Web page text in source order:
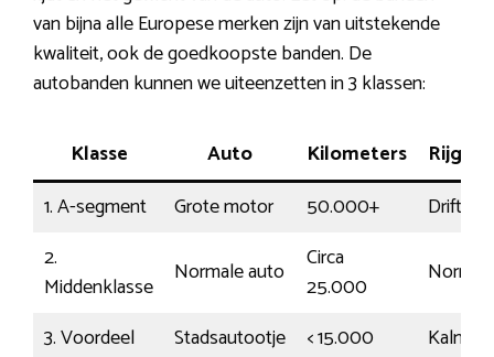
van bijna alle Europese merken zijn van uitstekende
kwaliteit, ook de goedkoopste banden. De
autobanden kunnen we uiteenzetten in 3 klassen:
Klasse Auto Kilometers
1. A-segment
Grote motor 50.000+
Driftig
2.
Middenklasse
Normale auto
Circa
25.000
3. Voordeel
Stadsautootje < 15.000 Kalm